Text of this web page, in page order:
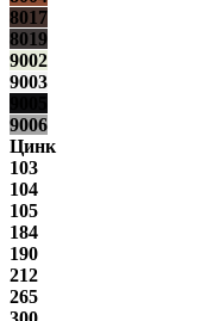
8017
8019
9002
9003
9006
Цинк
103
104
105
184
190
212
265